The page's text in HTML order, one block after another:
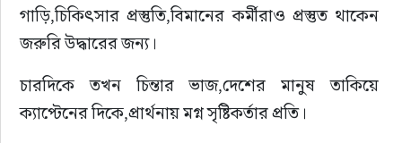
গাড়ি,চিকিৎসার প্রস্তুতি,বিমানের কর্মীরাও প্রস্তুত থাকেন
জরুরি উদ্ধারের জন্য।
চারদিকে তখন চিন্তার ভাজ,দেশের মানুষ তাকিয়ে
ক্যাপ্টেনের দিকে,প্রার্থনায় মগ্ন সৃষ্টিকর্তার প্রতি।